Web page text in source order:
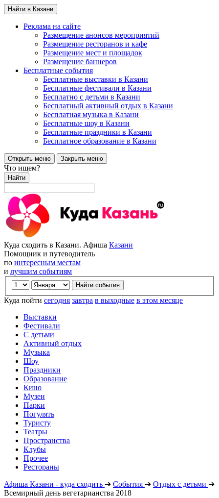
Найти в Казани
Реклама на сайте
Размещение анонсов мероприятий
Размещение ресторанов и кафе
Размещение мест и площадок
Размещение баннеров
Бесплатные события
Бесплатные выставки в Казани
Бесплатные фестивали в Казани
Бесплатно с детьми в Казани
Бесплатный активный отдых в Казани
Бесплатная музыка в Казани
Бесплатные шоу в Казани
Бесплатные праздники в Казани
Бесплатное образование в Казани
Открыть меню Закрыть меню
Что ищем?
Найти
Куда сходить в Казани. Афиша Казани
Помощник и путеводитель
по интересным местам
и лучшим событиям
Куда пойти сегодня завтра в выходные в этом месяце
Выставки
Фестивали
С детьми
Активный отдых
Музыка
Шоу
Праздники
Образование
Кино
Музеи
Парки
Погулять
Туристу
Театры
Пространства
Клубы
Прочее
Рестораны
Афиша Казани - куда сходить ➔ События ➔ Отдых с детьми ➔
Всемирный день вегетарианства 2018